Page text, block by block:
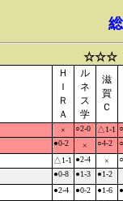
☆☆☆
Ｈ
Ｉ
Ｒ
Ａ
ル
ネ
ス
学
滋
賀
Ｃ
× ○2-0 △1-1
●0-2 × ○4-2
△1-1 ●2-4 ×
●0-8 ●1-3 ●1-2
●2-4 ●0-2 ●1-6